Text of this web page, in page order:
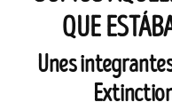
QUE
Unes